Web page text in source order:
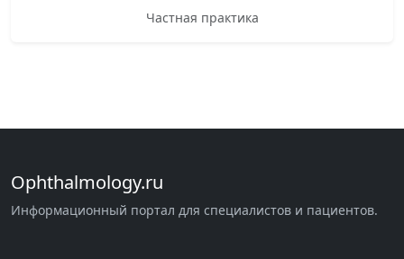
Частная практика
Ophthalmology.ru
Информационный портал для специалистов и пациентов.